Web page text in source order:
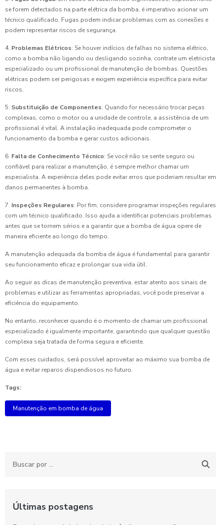
se forem detectados na parte elétrica da bomba, é imperativo acionar um
técnico qualificado. Fugas podem indicar problemas com as conexões e
podem representar riscos de segurança.
4. Problemas Elétricos: Se houver indícios de falhas no sistema elétrico,
como a bomba não ligando ou desligando sozinha, contrate um eletricista
especializado ou um profissional de manutenção de bombas. Questões
elétricas podem ser perigosas e exigem experiência específica para evitar
riscos.
5. Substituição de Componentes: Quando for necessário trocar peças
complexas, como o motor ou a unidade de controle, a assistência de um
profissional é vital. A instalação inadequada pode comprometer o
funcionamento da bomba e gerar custos adicionais.
6. Falta de Conhecimento Técnico: Se você não se sente seguro ou
confiável para realizar a manutenção, é sempre melhor chamar um
especialista. A experiência deles pode evitar erros que poderiam resultar em
danos permanentes à bomba.
7. Inspeções Regulares: Por fim, considere programar inspeções regulares
com um técnico qualificado. Isso ajuda a identificar potenciais problemas
antes que se tornem sérios e a garantir que a bomba de água opere de
maneira eficiente ao longo do tempo.
A manutenção adequada da bomba de água é fundamental para garantir
seu funcionamento eficaz e prolongar sua vida útil.
Ao seguir as dicas de manutenção preventiva, estar atento aos sinais de
problemas e utilizar as ferramentas apropriadas, você pode preservar a
eficiência do equipamento.
No entanto, reconhecer quando é o momento de chamar um profissional
especializado é igualmente importante, garantindo que qualquer questão
complexa seja tratada de forma segura e eficiente.
Com esses cuidados, será possível aproveitar ao máximo sua bomba de
água e evitar reparos dispendiosos no futuro.
Tags:
Manutenção em bomba de água
Últimas postagens